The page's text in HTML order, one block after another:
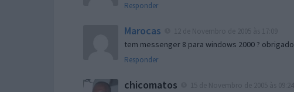
Responder
Marocas
tem messenger 8 para windows 2000 ? obrigado
Responder
chicomatos